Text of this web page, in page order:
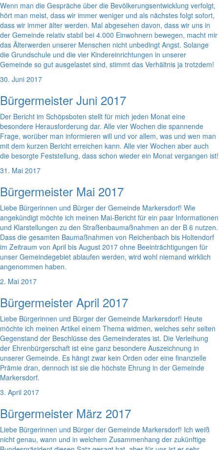
Wenn man die Gespräche über die Bevölkerungsentwicklung verfolgt,
hört man meist, dass wir immer weniger und als nächstes folgt sofort,
dass wir immer älter werden. Mal abgesehen davon, dass wir uns in
der Gemeinde relativ stabil bei 4.000 Einwohnern bewegen, macht mir
das Älterwerden unserer Menschen nicht unbedingt Angst. Solange
die Grundschule und die vier Kindereinrichtungen in unserer
Gemeinde so gut ausgelastet sind, stimmt das Verhältnis ja trotzdem!
30. Juni 2017
Bürgermeister Juni 2017
Der Bericht im Schöpsboten stellt für mich jeden Monat eine
besondere Herausforderung dar. Alle vier Wochen die spannende
Frage, worüber man informieren will und vor allem, was und wen man
mit dem kurzen Bericht erreichen kann. Alle vier Wochen aber auch
die besorgte Feststellung, dass schon wieder ein Monat vergangen ist!
31. Mai 2017
Bürgermeister Mai 2017
Liebe Bürgerinnen und Bürger der Gemeinde Markersdorf! Wie
angekündigt möchte ich meinen Mai-Bericht für ein paar Informationen
und Klarstellungen zu den Straßenbaumaßnahmen an der B 6 nutzen.
Dass die gesamten Baumaßnahmen von Reichenbach bis Holtendorf
im Zeitraum von April bis August 2017 ohne Beeinträchtigungen für
unser Gemeindegebiet ablaufen werden, wird wohl niemand wirklich
angenommen haben.
2. Mai 2017
Bürgermeister April 2017
Liebe Bürgerinnen und Bürger der Gemeinde Markersdorf! Heute
möchte ich meinen Artikel einem Thema widmen, welches sehr selten
Gegenstand der Beschlüsse des Gemeinderates ist. Die Verleihung
der Ehrenbürgerschaft ist eine ganz besondere Auszeichnung in
unserer Gemeinde. Es hängt zwar kein Orden oder eine finanzielle
Prämie dran, dennoch ist sie die höchste Ehrung in der Gemeinde
Markersdorf.
3. April 2017
Bürgermeister März 2017
Liebe Bürgerinnen und Bürger der Gemeinde Markersdorf! Ich weiß
nicht genau, wann und in welchem Zusammenhang der zukünftige